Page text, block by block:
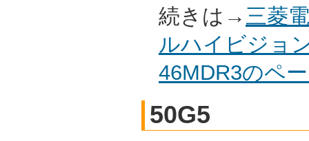
続きは→ 三菱
ルハイビジョ
46MDR3のペ
50G5